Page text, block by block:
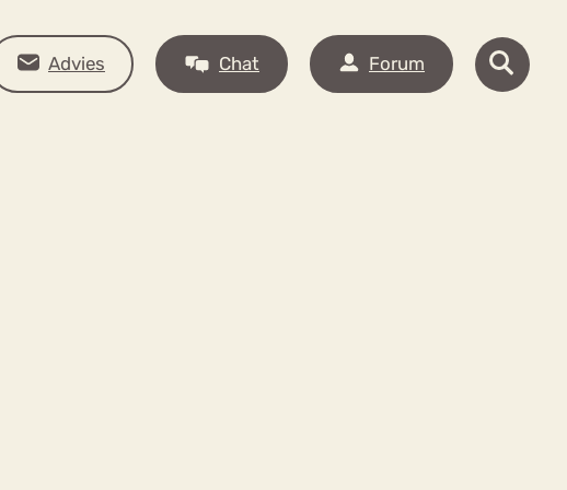
Advies Chat Forum